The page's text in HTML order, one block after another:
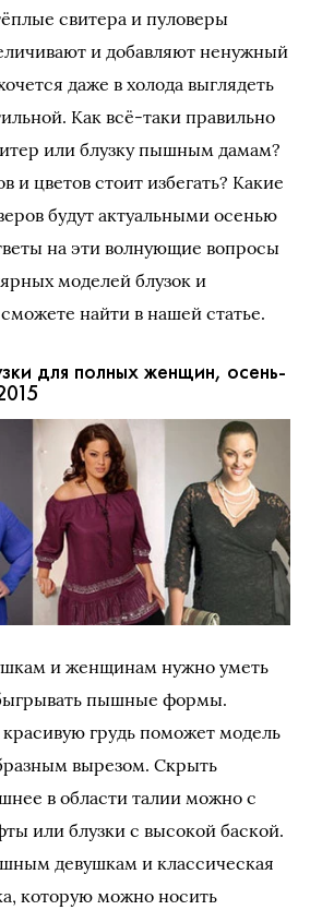
свитера и пуловеры
и добавляют ненужный
даже в холода выглядеть
Как всё-таки правильно
или блузку пышным дамам?
и цветов стоит избегать? Какие
будут актуальными осенью
на эти волнующие вопросы
моделей блузок и
найти в нашей статье.
для полных женщин, осень-
и женщинам нужно уметь
пышные формы.
грудь поможет модель
вырезом. Скрыть
в области талии можно с
или блузки с высокой баской.
девушкам и классическая
которую можно носить